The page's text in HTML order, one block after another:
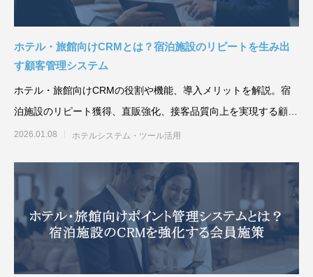
ホテル・旅館向けCRMとは？宿泊施設のリピートを生み出
す顧客管理システム
ホテル・旅館向けCRMの役割や機能、導入メリットを解説。宿
泊施設のリピート獲得、直販強化、接客品質向上を実現する顧客
管理
2026.01.08 ホテルシステム・ツール活用